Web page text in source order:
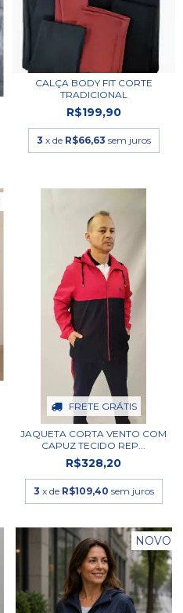
CALÇA BODY FIT CORTE
TRADICIONAL
R$199,90
3 x de R$66,63 sem juros
FRETE GRÁTIS
JAQUETA CORTA VENTO COM
CAPUZ TECIDO REP...
R$328,20
3 x de R$109,40 sem juros
NOVO